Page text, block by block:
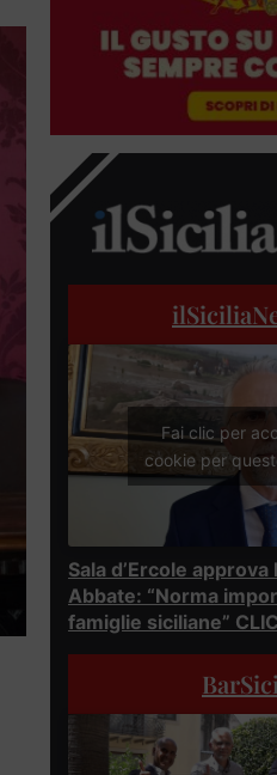
Fai clic per
cookie per
Sala d’Ercole
Abbate: “Norma
famiglie siciliane”